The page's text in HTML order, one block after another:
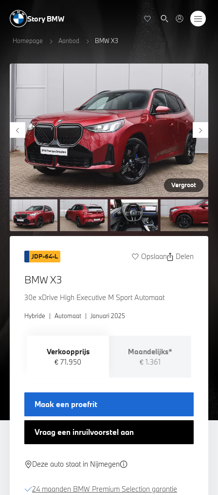
Story BMW
Homepage Aanbod BMW X3
Vergroot
JDP-64-L Opslaan Delen
BMW X3
30e xDrive High Executive M Sport Automaat
Hybride | Automaat | Januari 2025
Verkoopprijs
€ 71.950
Maandelijks*
€ 1.361
Maak een proefrit
Vraag een inruilvoorstel aan
Deze auto staat in Nijmegen
24 maanden BMW Premium Selection garantie